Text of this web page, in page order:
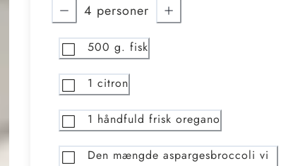
4 personer
500 g. fisk
1 citron
1 håndfuld frisk oregano
Den mængde aspargesbroccoli vi